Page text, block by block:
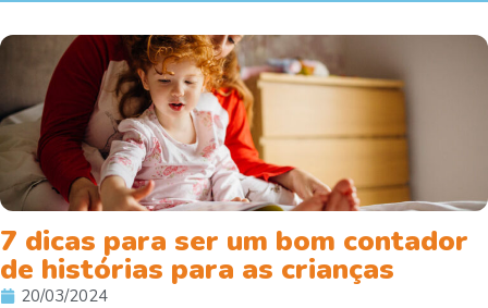
7 dicas para ser um bom contador
de histórias para as crianças
20/03/2024